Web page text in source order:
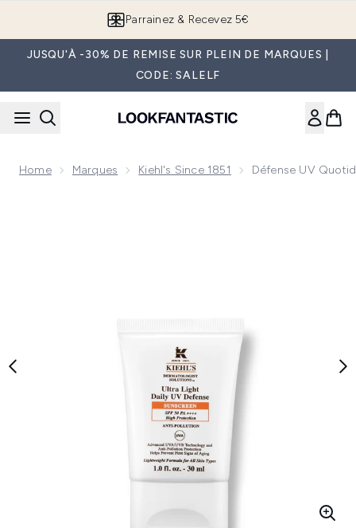
Parrainez & Recevez 5€
JUSQU'À -30% DE REMISE SUR PLEIN DE MARQUES |
CODE: SALELF
Home Marques Kiehl's Since 1851 Défense UV